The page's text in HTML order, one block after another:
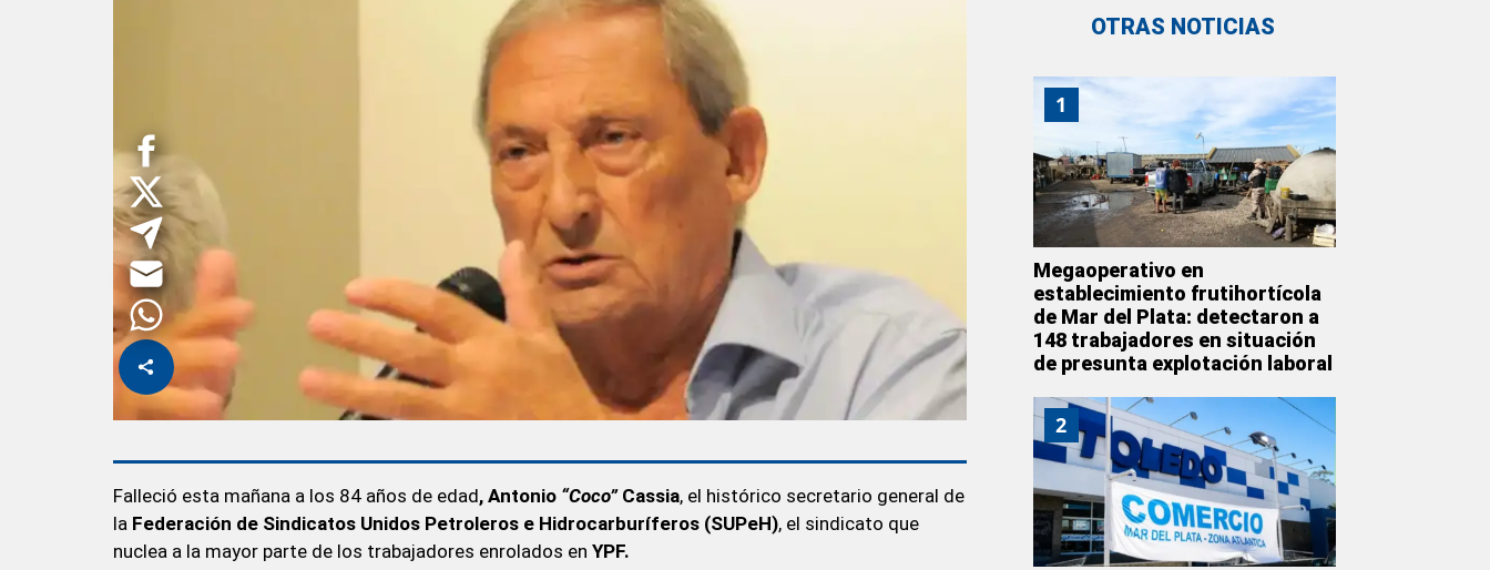
Falleció esta mañana a los 84 años de edad, Antonio “Coco”Cassia, el histórico secretario general de
la Federación de Sindicatos Unidos Petroleros e Hidrocarburíferos (SUPeH), el sindicato que
nuclea a la mayor parte de los trabajadores enrolados en YPF.
OTRAS NOTICIAS
1
Megaoperativo en
establecimiento frutihortícola
de Mar del Plata: detectaron a
148 trabajadores en situación
de presunta explotación laboral
2